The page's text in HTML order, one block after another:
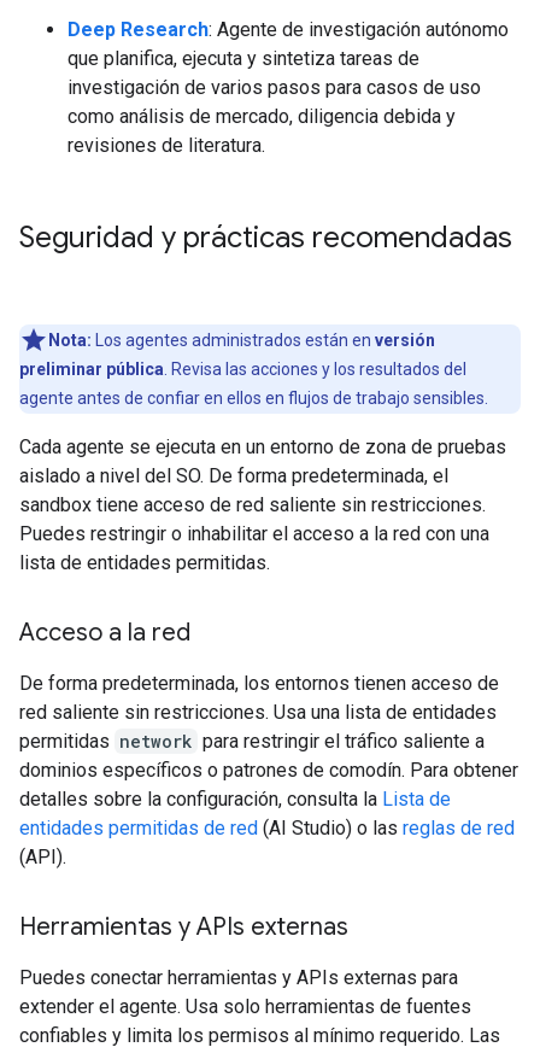
Deep Research: Agente de investigación autónomo
que planifica, ejecuta y sintetiza tareas de
investigación de varios pasos para casos de uso
como análisis de mercado, diligencia debida y
revisiones de literatura.
Seguridad y prácticas recomendadas
Nota: Los agentes administrados están en versión
preliminar pública . Revisa las acciones y los resultados del
agente antes de confiar en ellos en flujos de trabajo sensibles.
Cada agente se ejecuta en un entorno de zona de pruebas
aislado a nivel del SO. De forma predeterminada, el
sandbox tiene acceso de red saliente sin restricciones.
Puedes restringir o inhabilitar el acceso a la red con una
lista de entidades permitidas.
Acceso a la red
De forma predeterminada, los entornos tienen acceso de
red saliente sin restricciones. Usa una lista de entidades
permitidas network para restringir el tráfico saliente a
dominios específicos o patrones de comodín. Para obtener
detalles sobre la configuración, consulta la Lista de
entidades permitidas de red (AI Studio) o las reglas de red
(API).
Herramientas y APIs externas
Puedes conectar herramientas y APIs externas para
extender el agente. Usa solo herramientas de fuentes
confiables y limita los permisos al mínimo requerido. Las